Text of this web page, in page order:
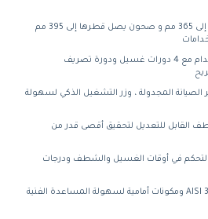
تستوعب أكواب يصل ارتفاعها إلى 365 مم و صحون يصل قطرها إلى 395 مم
لوحة ADVANCE سهلة الاستخدام مع 4 دورات غسيل ودورة تصريف
الصيانة المجدولة ، وزر التشغيل الذكي لسهولة
القابل للتعديل لتحقيق أقصى قدر من
في أوقات الغسيل والشطف ودرجات
مصنوعة من هيكل فولاذي AISI 304 ومكونات أمامية لسهولة المساعدة الفنية